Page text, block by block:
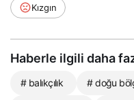
Kızgın
Haberle ilgili daha
# balıkçılık # doğu